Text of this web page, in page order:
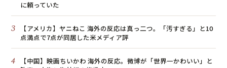
に頼っていた
3
【アメリカ】ヤニねこ 海外の反応は真っ二つ。「汚すぎる」と10
点満点で7点が同居した米メディア評
4
【中国】映画ちいかわ 海外の反応。微博が「世界一かわいい」と